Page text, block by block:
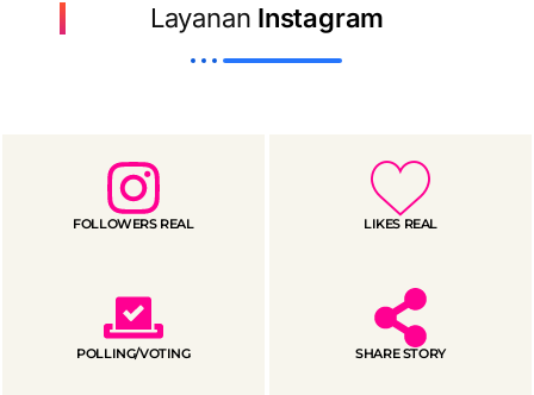
Layanan Instagram
FOLLOWERS REAL LIKES REAL
POLLING/VOTING SHARE STORY